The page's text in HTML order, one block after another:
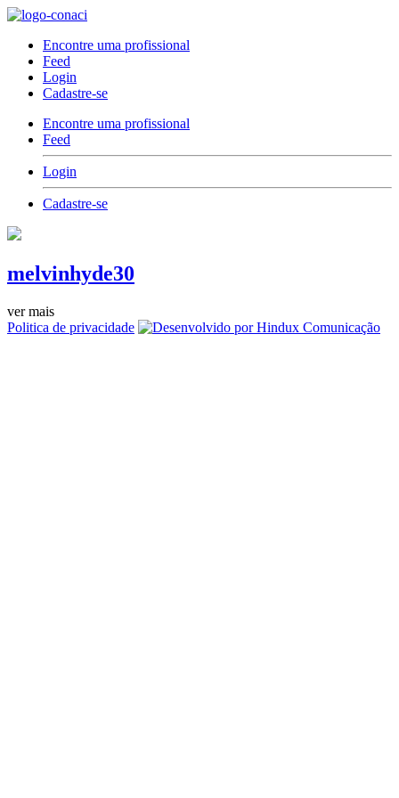
Encontre uma profissional
Feed
Login
Cadastre-se
Encontre uma profissional
Feed
Login
Cadastre-se
melvinhyde30
ver mais
Politica de privacidade